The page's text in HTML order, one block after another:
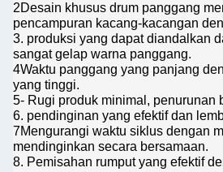
2Desain khusus drum panggang
pencampuran kacang-kacangan
3. produksi yang dapat diandalkan
sangat gelap warna panggang.
4Waktu panggang yang panjang
yang tinggi.
5- Rugi produk minimal, penurunan
6. pendinginan yang efektif dan
7Mengurangi waktu siklus dengan
mendinginkan secara bersamaan.
8. Pemisahan rumput yang efektif